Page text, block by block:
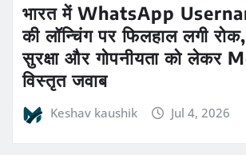
भारत में WhatsApp
की लॉन्चिंग पर फिलहाल लगी
सुरक्षा और गोपनीयता को लेकर
विस्तृत जवाब
Keshav kaushik Jul 4, 2026